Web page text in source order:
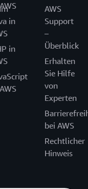
in
in
AWS
Support
–
Überblick
Erhalten
Sie Hilfe
von
Experten
bei AWS
Rechtlicher
Hinweis